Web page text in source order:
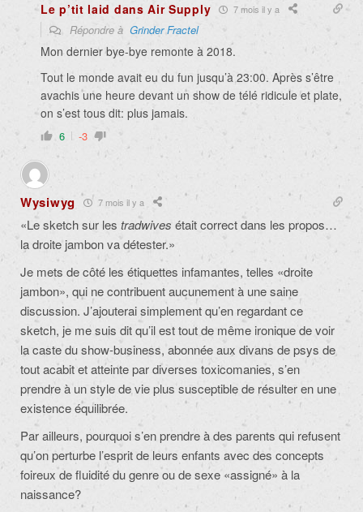
Le p’tit laid dans Air Supply 7 mois il y a
Répondre à Grinder Fractel
Mon dernier bye-bye remonte à 2018.
Tout le monde avait eu du fun jusqu’à 23:00. Après s’être
avachis une heure devant un show de télé ridicule et plate,
on s’est tous dit: plus jamais.
6 -3
Wysiwyg 7 mois il y a
«Le sketch sur les tradwives était correct dans les propos…
la droite jambon va détester.»
Je mets de côté les étiquettes infamantes, telles «droite
jambon», qui ne contribuent aucunement à une saine
discussion. J’ajouterai simplement qu’en regardant ce
sketch, je me suis dit qu’il est tout de même ironique de voir
la caste du show-business, abonnée aux divans de psys de
tout acabit et atteinte par diverses toxicomanies, s’en
prendre à un style de vie plus susceptible de résulter en une
existence équilibrée.
Par ailleurs, pourquoi s’en prendre à des parents qui refusent
qu’on perturbe l’esprit de leurs enfants avec des concepts
foireux de fluidité du genre ou de sexe «assigné» à la
naissance?